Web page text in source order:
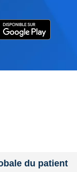
du patient